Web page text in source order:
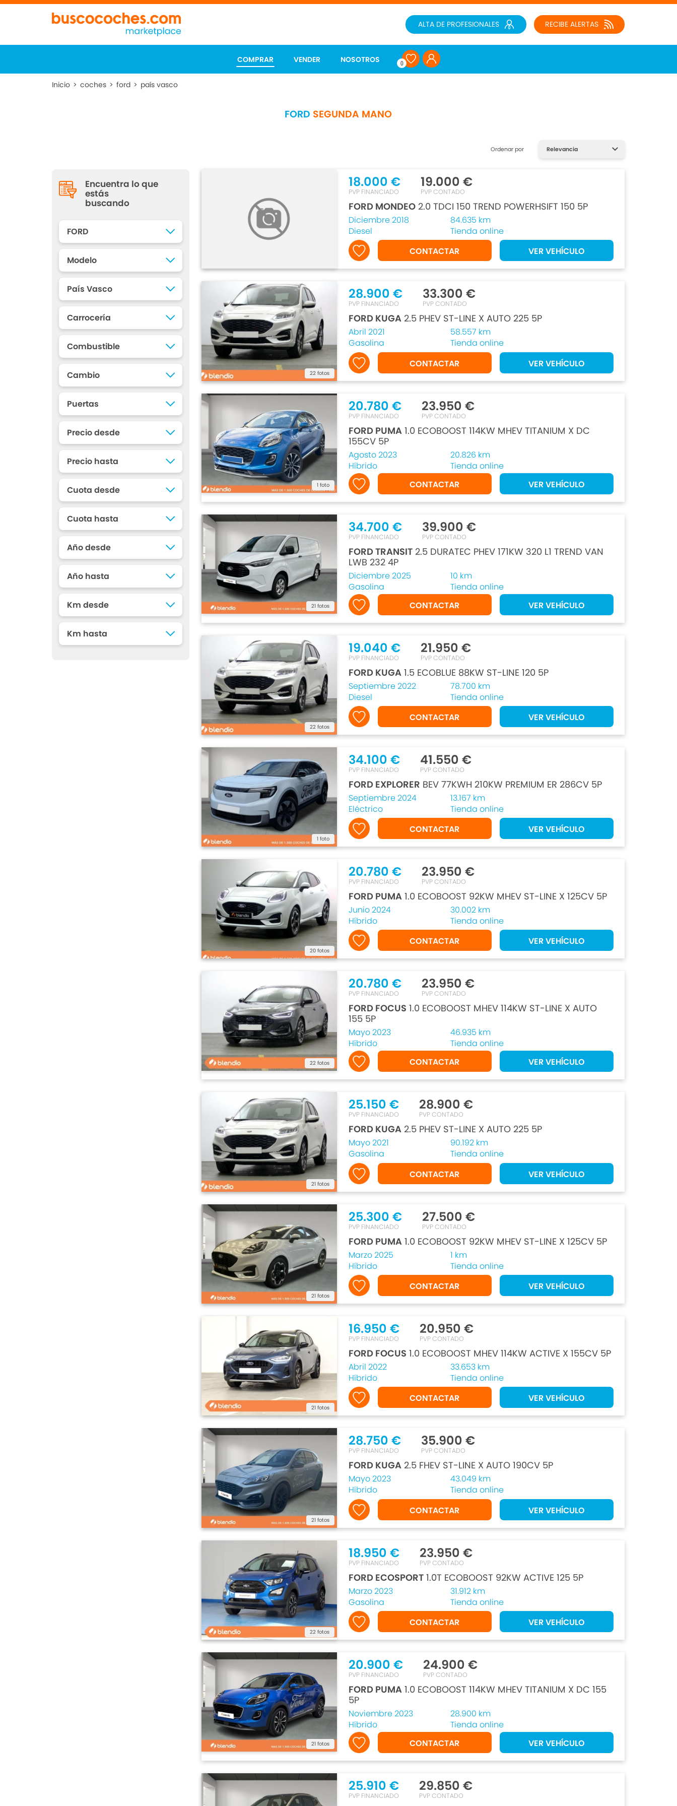
RECIBE ALERTAS
ALTA DE PROFESIONALES
COMPRAR VENDER NOSOTROS 0
Inicio > coches > ford > país vasco
FORD SEGUNDA MANO
Encuentra lo que
estás
buscando
Ordenar por
18.000 €
PVP FINANCIADO
19.000 €
PVP CONTADO
FORD MONDEO2.0 TDCI 150 TREND POWERHSIFT 150 5P
Diciembre 2018
Diesel
84.635 km
Tienda online
CONTACTAR
VER VEHÍCULO
22 fotos
28.900 €
PVP FINANCIADO
33.300 €
PVP CONTADO
FORD KUGA2.5 PHEV ST-LINE X AUTO 225 5P
Abril 2021
Gasolina
58.557 km
Tienda online
CONTACTAR
VER VEHÍCULO
1 foto
20.780 €
PVP FINANCIADO
23.950 €
PVP CONTADO
FORD PUMA1.0 ECOBOOST 114KW MHEV TITANIUM X DC
155CV 5P
Agosto 2023
Híbrido
20.826 km
Tienda online
CONTACTAR
VER VEHÍCULO
21 fotos
34.700 €
PVP FINANCIADO
39.900 €
PVP CONTADO
FORD TRANSIT2.5 DURATEC PHEV 171KW 320 L1 TREND VAN
LWB 232 4P
Diciembre 2025
Gasolina
10 km
Tienda online
CONTACTAR
VER VEHÍCULO
22 fotos
19.040 €
PVP FINANCIADO
21.950 €
PVP CONTADO
FORD KUGA1.5 ECOBLUE 88KW ST-LINE 120 5P
Septiembre 2022
Diesel
78.700 km
Tienda online
CONTACTAR
VER VEHÍCULO
1 foto
34.100 €
PVP FINANCIADO
41.550 €
PVP CONTADO
FORD EXPLORER BEV 77KWH 210KW PREMIUM ER 286CV 5P
Septiembre 2024
Eléctrico
13.167 km
Tienda online
CONTACTAR
VER VEHÍCULO
20 fotos
20.780 €
PVP FINANCIADO
23.950 €
PVP CONTADO
FORD PUMA1.0 ECOBOOST 92KW MHEV ST-LINE X 125CV 5P
Junio 2024
Híbrido
30.002 km
Tienda online
CONTACTAR
VER VEHÍCULO
22 fotos
20.780 €
PVP FINANCIADO
23.950 €
PVP CONTADO
FORD FOCUS 1.0 ECOBOOST MHEV 114KW ST-LINE X AUTO
155 5P
Mayo 2023
Híbrido
46.935 km
Tienda online
CONTACTAR
VER VEHÍCULO
21 fotos
25.150 €
PVP FINANCIADO
28.900 €
PVP CONTADO
FORD KUGA2.5 PHEV ST-LINE X AUTO 225 5P
Mayo 2021
Gasolina
90.192 km
Tienda online
CONTACTAR
VER VEHÍCULO
21 fotos
25.300 €
PVP FINANCIADO
27.500 €
PVP CONTADO
FORD PUMA1.0 ECOBOOST 92KW MHEV ST-LINE X 125CV 5P
Marzo 2025
Híbrido
1 km
Tienda online
CONTACTAR
VER VEHÍCULO
21 fotos
16.950 €
PVP FINANCIADO
20.950 €
PVP CONTADO
FORD FOCUS 1.0 ECOBOOST MHEV 114KW ACTIVE X 155CV 5P
Abril 2022
Híbrido
33.653 km
Tienda online
CONTACTAR
VER VEHÍCULO
21 fotos
28.750 €
PVP FINANCIADO
35.900 €
PVP CONTADO
FORD KUGA2.5 FHEV ST-LINE X AUTO 190CV 5P
Mayo 2023
Híbrido
43.049 km
Tienda online
CONTACTAR
VER VEHÍCULO
22 fotos
18.950 €
PVP FINANCIADO
23.950 €
PVP CONTADO
FORD ECOSPORT1.0T ECOBOOST 92KW ACTIVE 125 5P
Marzo 2023
Gasolina
31.912 km
Tienda online
CONTACTAR
VER VEHÍCULO
21 fotos
20.900 €
PVP FINANCIADO
24.900 €
PVP CONTADO
FORD PUMA1.0 ECOBOOST 114KW MHEV TITANIUM X DC 155
5P
Noviembre 2023
Híbrido
28.900 km
Tienda online
CONTACTAR
VER VEHÍCULO
25.910 €
PVP FINANCIADO
29.850 €
PVP CONTADO